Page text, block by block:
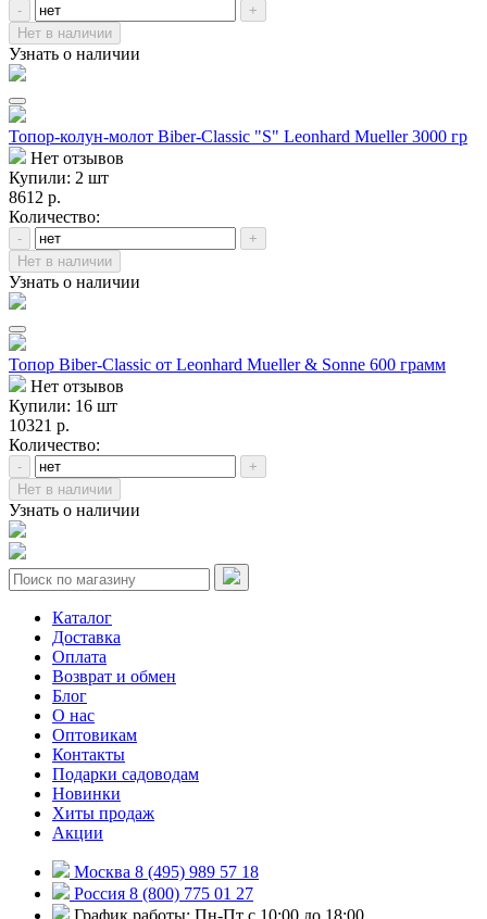
-
+
Нет в наличии
Узнать о наличии
Топор-колун-молот Biber-Classic "S" Leonhard Mueller 3000 гр
Нет отзывов
Купили: 2 шт
8612 р.
Количество:
-
+
Нет в наличии
Узнать о наличии
Топор Biber-Classic от Leonhard Mueller & Sonne 600 грамм
Нет отзывов
Купили: 16 шт
10321 р.
Количество:
-
+
Нет в наличии
Узнать о наличии
Каталог
Доставка
Оплата
Возврат и обмен
Блог
О нас
Оптовикам
Контакты
Подарки садоводам
Новинки
Хиты продаж
Акции
Москва 8 (495) 989 57 18
Россия 8 (800) 775 01 27